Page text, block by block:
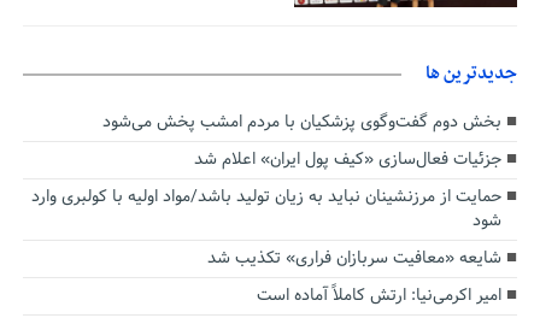
جديدترين ها
بخش دوم گفت‌وگوی پزشکیان با مردم امشب پخش می‌شود
جزئیات فعال‌سازی «کیف پول ایران» اعلام شد
حمایت از مرزنشینان نباید به زیان تولید باشد/مواد اولیه با کولبری وارد
شود
شایعه «معافیت سربازان فراری» تکذیب شد
امیر اکرمی‌نیا: ارتش کاملاً آماده است